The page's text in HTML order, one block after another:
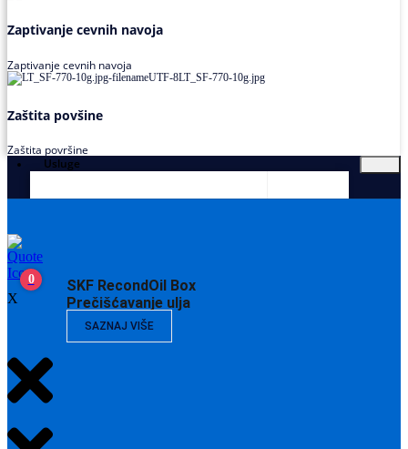
Zaptivanje cevnih navoja
Zaptivanje cevnih navoja
Zaštita povšine
Zaštita površine
Usluge
SKF RecondOil Box
Prečišćavanje ulja
SAZNAJ VIŠE
0
X